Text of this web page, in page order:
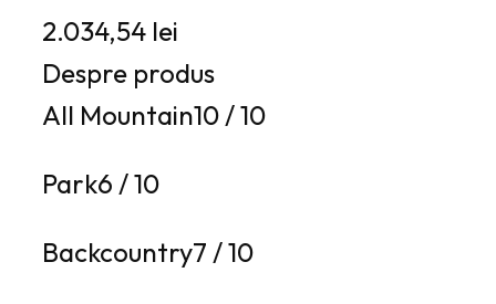
2.034,54 lei
Despre produs
All Mountain10/ 10
Park6 / 10
Backcountry7 / 10